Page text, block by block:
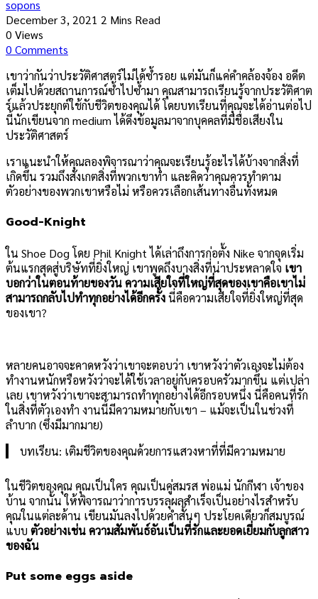
sopons
December 3, 2021 2 Mins Read
0 Views
0 Comments
เขาว่ากันว่าประวัติศาสตร์ไม่ได้ซ้ำรอย แต่มันก็แค่คำคล้องจ้อง อดีต
เต็มไปด้วยสถานการณ์ซ้ำไปซ้ำมา คุณสามารถเรียนรู้จากประวัติศาต
ร์แล้วประยุกต์ใช้กับชีวิตของคุณได้ โดยบทเรียนที่คุณจะได้อ่านต่อไป
นี้นักเขียนจาก medium ได้ดึงข้อมูลมาจากบุคคลที่มีชื่อเสียงใน
ประวัติศาสตร์
เราแนะนำให้คุณลองพิจารณาว่าคุณจะเรียนรู้อะไรได้บ้างจากสิ่งที่
เกิดขึ้น รวมถึงสังเกตสิ่งที่พวกเขาทำ และคิดว่าคุณควรทำตาม
ตัวอย่างของพวกเขาหรือไม่ หรือควรเลือกเส้นทางอื่นทั้งหมด
Good-Knight
ใน Shoe Dog โดย Phil Knight ได้เล่าถึงการก่อตั้ง Nike จากจุดเริ่ม
ต้นแรกสุดสู่บริษัทที่ยิ่งใหญ่ เขาพูดถึงบางสิ่งที่น่าประหลาดใจ เขา
บอกว่าในตอนท้ายของวัน ความเสียใจที่ใหญ่ที่สุดของเขาคือเขาไม่
สามารถกลับไปทำทุกอย่างได้อีกครั้งนี่คือความเสียใจที่ยิ่งใหญ่ที่สุด
ของเขา?
หลายคนอาจจะคาดหวังว่าเขาจะตอบว่า เขาหวังว่าตัวเองจะไม่ต้อง
ทำงานหนักหรือหวังว่าจะได้ใช้เวลาอยู่กับครอบครัวมากขึ้น แต่เปล่า
เลย เขาหวังว่าเขาจะสามารถทำทุกอย่างได้อีกรอบหนึ่ง นี่คือคนที่รัก
ในสิ่งที่ตัวเองทำ งานนี้มีความหมายกับเขา – แม้จะเป็นในช่วงที่
ลำบาก (ซึ่งมีมากมาย)
บทเรียน: เติมชีวิตของคุณด้วยการแสวงหาที่ที่มีความหมาย
ในชีวิตของคุณ คุณเป็นใคร คุณเป็นคู่สมรส พ่อแม่ นักกีฬา เจ้าของ
บ้าน จากนั้น ให้พิจารณาว่าการบรรลุผลสำเร็จเป็นอย่างไรสำหรับ
คุณในแต่ละด้าน เขียนมันลงไปด้วยคำสั้นๆ ประโยคเดียวก็สมบูรณ์
แบบ ตัวอย่างเช่น ความสัมพันธ์อันเป็นที่รักและยอดเยี่ยมกับลูกสาว
ของฉัน
Put some eggs aside